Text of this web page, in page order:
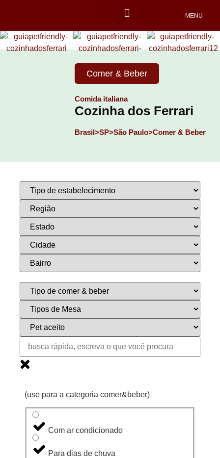
MENU
Comer & Beber
Comida italiana
Cozinha dos Ferrari
Brasil>SP>São Paulo>Comer & Beber
(use para a categoria comer&beber)
Com ar condicionado
Para dias de chuva